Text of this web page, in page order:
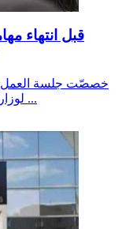
قبل انتهاء
خصصّت جلسة العمل
لوزارة أملاك الدولة والشؤون العقارية اليوم الاربع ...